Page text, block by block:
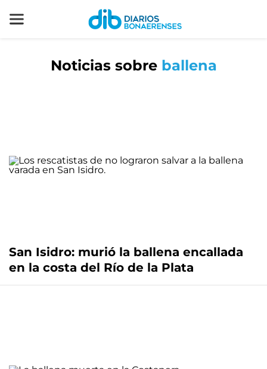
Noticias sobre ballena
San Isidro: murió la ballena encallada
en la costa del Río de la Plata